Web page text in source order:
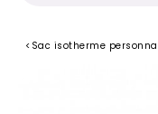
< Sac isotherme